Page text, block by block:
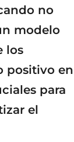
no
modelo
los
positivo en
para
el